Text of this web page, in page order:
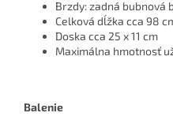
Brzdy: zadná bubnová
Celková dĺžka cca 98
Doska cca 25 x 11 cm
Maximálna hmotnosť
Balenie